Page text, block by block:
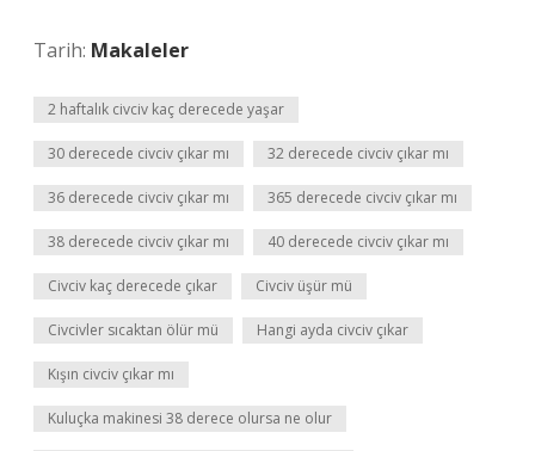
Tarih: Makaleler
2 haftalık civciv kaç derecede yaşar
30 derecede civciv çıkar mı 32 derecede civciv çıkar mı
36 derecede civciv çıkar mı 365 derecede civciv çıkar mı
38 derecede civciv çıkar mı 40 derecede civciv çıkar mı
Civciv kaç derecede çıkar Civciv üşür mü
Civcivler sıcaktan ölür mü Hangi ayda civciv çıkar
Kışın civciv çıkar mı
Kuluçka makinesi 38 derece olursa ne olur